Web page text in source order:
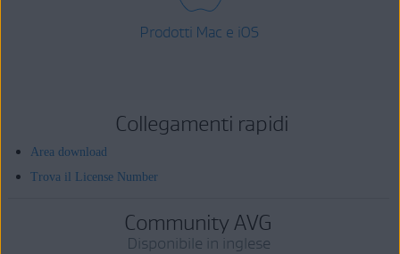
Prodotti Mac e iOS
Collegamenti rapidi
Area download
Trova il License Number
Community AVG
Disponibile in inglese